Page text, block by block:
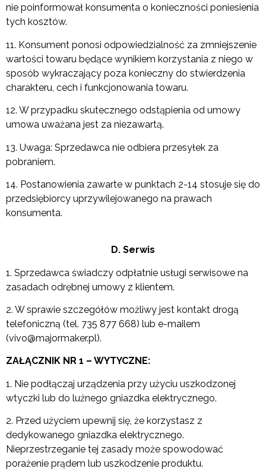
nie poinformował konsumenta o konieczności poniesienia
tych kosztów.
11. Konsument ponosi odpowiedzialność za zmniejszenie
wartości towaru będące wynikiem korzystania z niego w
sposób wykraczający poza konieczny do stwierdzenia
charakteru, cech i funkcjonowania towaru.
12. W przypadku skutecznego odstąpienia od umowy
umowa uważana jest za niezawartą.
13. Uwaga: Sprzedawca nie odbiera przesyłek za
pobraniem.
14. Postanowienia zawarte w punktach 2-14 stosuje się do
przedsiębiorcy uprzywilejowanego na prawach
konsumenta.
D. Serwis
1. Sprzedawca świadczy odpłatnie usługi serwisowe na
zasadach odrębnej umowy z klientem.
2. W sprawie szczegółów możliwy jest kontakt drogą
telefoniczną (tel. 735 877 668) lub e-mailem
(vivo@majormaker.pl).
ZAŁĄCZNIK NR 1 – WYTYCZNE:
1. Nie podłączaj urządzenia przy użyciu uszkodzonej
wtyczki lub do luźnego gniazdka elektrycznego.
2. Przed użyciem upewnij się, że korzystasz z
dedykowanego gniazdka elektrycznego.
Nieprzestrzeganie tej zasady może spowodować
porażenie prądem lub uszkodzenie produktu.